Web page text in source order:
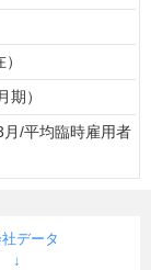
）
/平均臨時雇用者
データ